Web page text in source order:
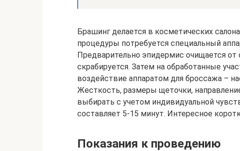
Брашинг делается в косметических
процедуры потребуется специальный
Предварительно эпидермис очищается
скрабируется. Затем на обработанные
воздействие аппаратом для броссажа –
Жесткость, размеры щеточки,
выбирать с учетом индивидуальной
составляет 5-15 минут. Интересное
Показания к проведению